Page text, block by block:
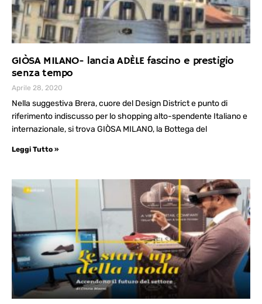
GIÒSA MILANO- lancia ADÈLE fascino e prestigio
senza tempo
Aprile 28, 2020
Nella suggestiva Brera, cuore del Design District e punto di
riferimento indiscusso per lo shopping alto-spendente Italiano e
internazionale, si trova GIÒSA MILANO, la Bottega del
Leggi Tutto »